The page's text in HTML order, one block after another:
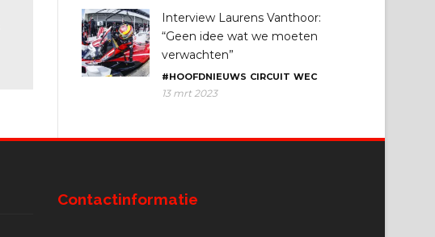
Interview Laurens Vanthoor:
“Geen idee wat we moeten
verwachten”
#HOOFDNIEUWS CIRCUIT WEC
13 mrt 2023
Contactinformatie